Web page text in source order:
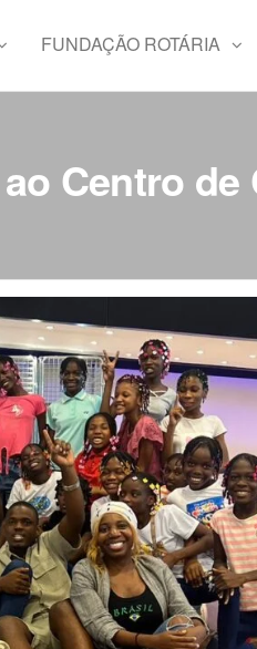
FUNDAÇÃO ROTÁRIA
Centro